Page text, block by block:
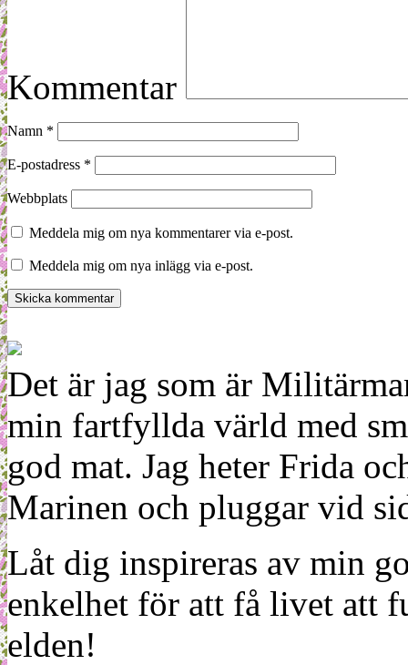
Kommentar
Namn *
E-postadress *
Webbplats
Meddela mig om nya kommentarer via e-post.
Meddela mig om nya inlägg via e-post.
Det är jag som är
min fartfyllda värld med
god mat. Jag heter Frida
Marinen och pluggar vid
Låt dig inspireras av min
enkelhet för att få livet att
elden!